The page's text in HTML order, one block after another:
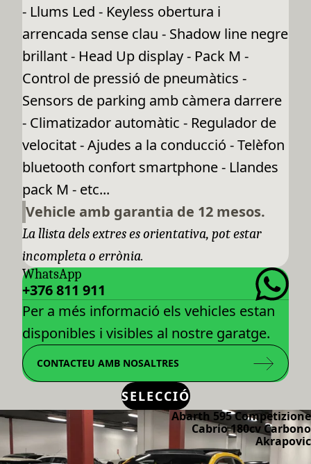
- Llums Led - Keyless obertura i
arrencada sense clau - Shadow line negre
brillant - Head Up display - Pack M -
Control de pressió de pneumàtics -
Sensors de parking amb càmera darrere
- Climatizador automàtic - Regulador de
velocitat - Ajudes a la conducció - Telèfon
bluetooth confort smartphone - Llandes
pack M - etc...
Vehicle amb garantia de 12 mesos.
La llista dels extres es orientativa, pot estar
incompleta o errònia.
WhatsApp
+376 811 911
Per a més informació els vehicles estan
disponibles i visibles al nostre garatge.
CONTACTEU AMB NOSALTRES
SELECCIÓ
Abarth 595 Competizione
Cabrio 180cv Carbono
Akrapovic